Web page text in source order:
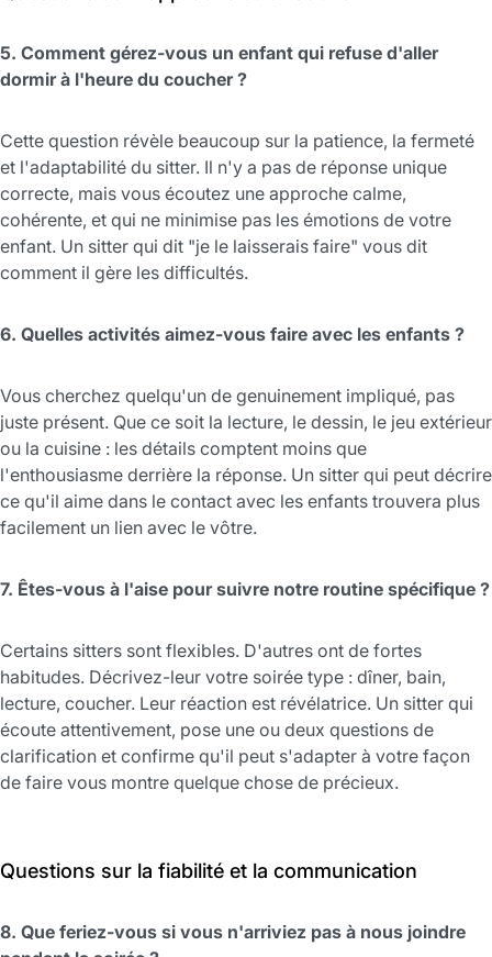
5. Comment gérez-vous un enfant qui refuse d'aller
dormir à l'heure du coucher ?
Cette question révèle beaucoup sur la patience, la fermeté
et l'adaptabilité du sitter. Il n'y a pas de réponse unique
correcte, mais vous écoutez une approche calme,
cohérente, et qui ne minimise pas les émotions de votre
enfant. Un sitter qui dit "je le laisserais faire" vous dit
comment il gère les difficultés.
6. Quelles activités aimez-vous faire avec les enfants ?
Vous cherchez quelqu'un de genuinement impliqué, pas
juste présent. Que ce soit la lecture, le dessin, le jeu extérieur
ou la cuisine : les détails comptent moins que
l'enthousiasme derrière la réponse. Un sitter qui peut décrire
ce qu'il aime dans le contact avec les enfants trouvera plus
facilement un lien avec le vôtre.
7. Êtes-vous à l'aise pour suivre notre routine spécifique ?
Certains sitters sont flexibles. D'autres ont de fortes
habitudes. Décrivez-leur votre soirée type : dîner, bain,
lecture, coucher. Leur réaction est révélatrice. Un sitter qui
écoute attentivement, pose une ou deux questions de
clarification et confirme qu'il peut s'adapter à votre façon
de faire vous montre quelque chose de précieux.
Questions sur la fiabilité et la communication
8. Que feriez-vous si vous n'arriviez pas à nous joindre